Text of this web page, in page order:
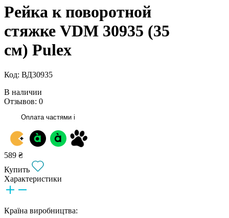
Рейка к поворотной
стяжке VDM 30935 (35
см) Pulex
Код: ВД30935
В наличии
Отзывов: 0
Оплата частями i
589 ₴
Купить
Характеристики
Країна виробництва: